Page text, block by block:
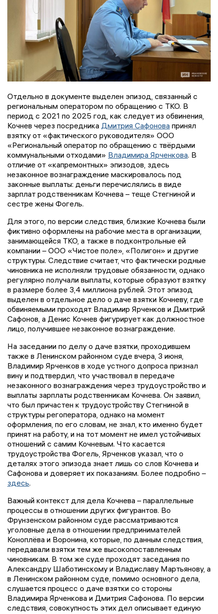
Отдельно в документе выделен эпизод, связанный с
региональным оператором по обращению с ТКО. В
период с 2021 по 2025 год, как следует из обвинения,
Кочнев через посредника Дмитрия Сафонова принял
взятку от «фактического руководителя» ООО
«Региональный оператор по обращению с твёрдыми
коммунальными отходами» Владимира Ярченкова. В
отличие от «капремонтных» эпизодов, здесь
незаконное вознаграждение маскировалось под
законные выплаты: деньги перечислялись в виде
зарплат родственникам Кочнева – теще Стегниной и
сестре жены Фогель.
Для этого, по версии следствия, близкие Кочнева были
фиктивно оформлены на рабочие места в организации,
занимающейся ТКО, а также в подконтрольные ей
компании – ООО «Чистое поле», «Полигон» и другие
структуры. Следствие считает, что фактически родные
чиновника не исполняли трудовые обязанности, однако
регулярно получали выплаты, которые образуют взятку
в размере более 3,4 миллиона рублей. Этот эпизод
выделен в отдельное дело о даче взятки Кочневу, где
обвиняемыми проходят Владимир Ярченков и Дмитрий
Сафонов, а Денис Кочнев фигурирует как должностное
лицо, получившее незаконное вознаграждение.
На заседании по делу о даче взятки, проходившем
также в Ленинском районном суде вчера, 3 июня,
Владимир Ярченков в ходе устного допроса признал
вину и подтвердил, что участвовал в передаче
незаконного вознаграждения через трудоустройство и
выплаты зарплаты родственникам Кочнева. Он заявил,
что был причастен к трудоустройству Стегниной в
структуры регоператора, однако на момент
оформления, по его словам, не знал, кто именно будет
принят на работу, и на тот момент не имел устойчивых
отношений с самим Кочневым. Что касается
трудоустройства Фогель, Ярченков указал, что о
деталях этого эпизода знает лишь со слов Кочнева и
Сафонова и доверяет их показаниям. Более подробно –
здесь.
Важный контекст для дела Кочнева – параллельные
процессы в отношении других фигурантов. Во
Фрунзенском районном суде рассматриваются
уголовные дела в отношении предпринимателей
Коноплёва и Воронина, которые, по данным следствия,
передавали взятки тем же высокопоставленным
чиновникам. В том же суде проходят заседания по
Александру Шаботинскому и Владиславу Мартьянову, а
в Ленинском районном суде, помимо основного дела,
слушается процесс о даче взятки со стороны
Владимира Ярченкова и Дмитрия Сафонова. По версии
следствия, совокупность этих дел описывает единую